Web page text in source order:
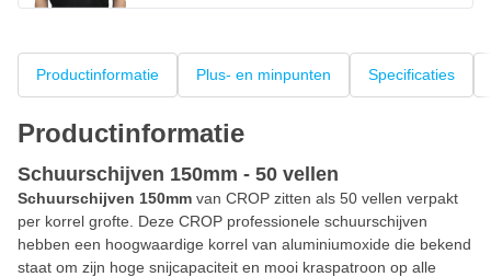
Productinformatie Plus- en minpunten Specificaties
Productinformatie
Schuurschijven 150mm - 50 vellen
Schuurschijven 150mm van CROP zitten als 50 vellen verpakt
per korrel grofte. Deze CROP professionele schuurschijven
hebben een hoogwaardige korrel van aluminiumoxide die bekend
staat om zijn hoge snijcapaciteit en mooi kraspatroon op alle